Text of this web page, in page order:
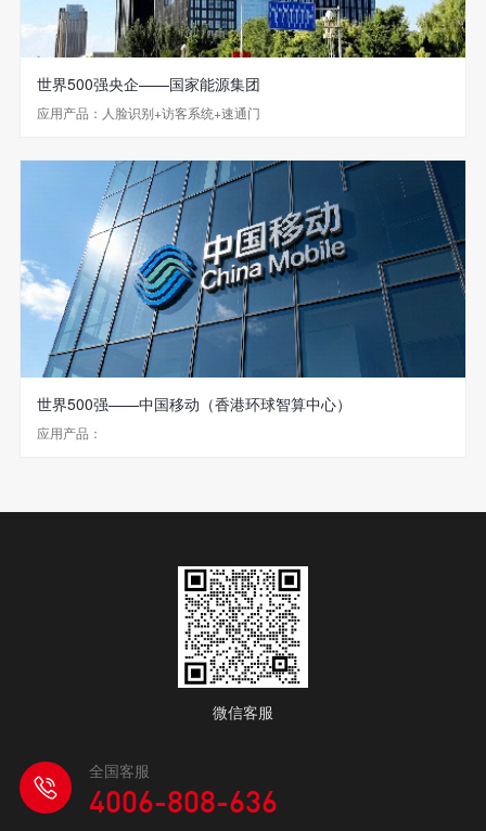
世界500强央企——国家能源集团
应用产品：人脸识别+访客系统+速通门
世界500强——中国移动（香港环球智算中心）
应用产品：
微信客服
全国客服
4006-808-636